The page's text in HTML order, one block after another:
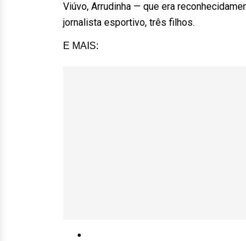
Viúvo, Arrudinha — que era
jornalista esportivo, três filhos.
E MAIS: